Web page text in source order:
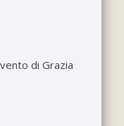
di Grazia